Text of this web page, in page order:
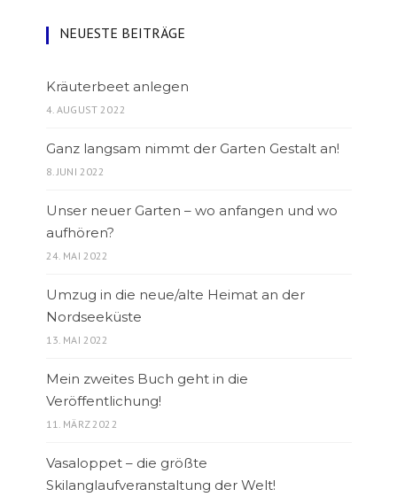
NEUESTE BEITRÄGE
Kräuterbeet anlegen
4. AUGUST 2022
Ganz langsam nimmt der Garten Gestalt an!
8. JUNI 2022
Unser neuer Garten – wo anfangen und wo
aufhören?
24. MAI 2022
Umzug in die neue/alte Heimat an der
Nordseeküste
13. MAI 2022
Mein zweites Buch geht in die
Veröffentlichung!
11. MÄRZ 2022
Vasaloppet – die größte
Skilanglaufveranstaltung der Welt!